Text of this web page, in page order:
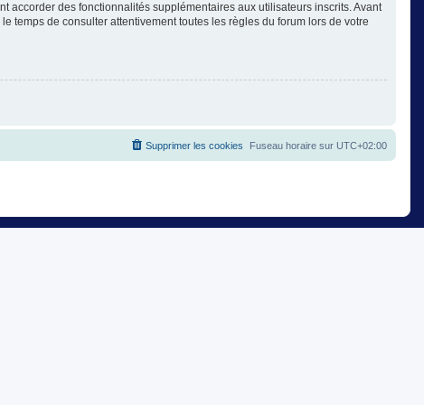
accorder des fonctionnalités supplémentaires aux utilisateurs inscrits. Avant
temps de consulter attentivement toutes les règles du forum lors de votre
Fuseau horaire sur UTC+02:00
Supprimer les cookies